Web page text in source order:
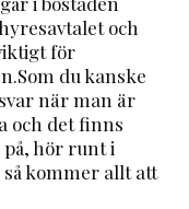
och
för
du kanske
när man är
och det finns
hör runt i
kommer allt att